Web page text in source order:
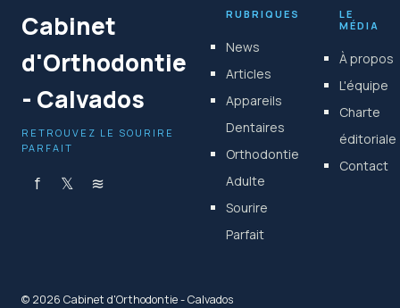
Cabinet
d'Orthodontie
- Calvados
RETROUVEZ LE SOURIRE
PARFAIT
f 𝕏 ≋
RUBRIQUES
News
Articles
Appareils
Dentaires
Orthodontie
Adulte
Sourire
Parfait
LE
MÉDIA
À propos
L'équipe
Charte
éditoriale
Contact
© 2026 Cabinet d'Orthodontie - Calvados